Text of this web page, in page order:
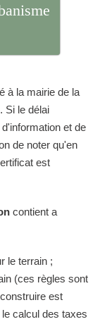
à la mairie de la
Si le délai
et de
de noter qu'en
est
contient a
le terrain ;
(ces règles sont
est
calcul des taxes